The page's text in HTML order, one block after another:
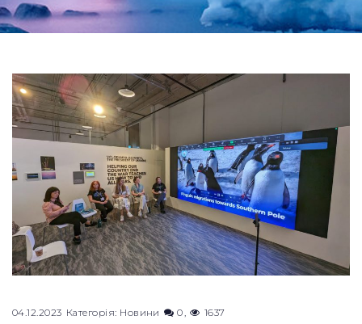
04.12.2023 Категорія: Новини 0 1637